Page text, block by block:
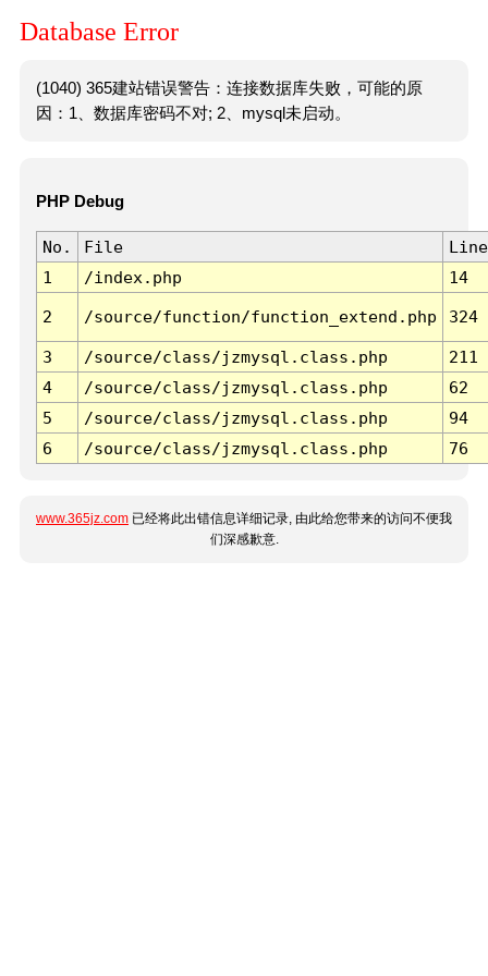
Database Error
(1040) 365建站错误警告：连接数据库失败，可能的原
因：1、数据库密码不对; 2、mysql未启动。
PHP Debug
No. File
Line
1
/index.php 14
2 /source/function/function_extend.php 324
3 /source/class/jzmysql.class.php
211
4
/source/class/jzmysql.class.php
62
5
/source/class/jzmysql.class.php
94
6
/source/class/jzmysql.class.php 76
www.365jz.com 已经将此出错信息详细记录, 由此给您带来的访问不便我
们深感歉意.